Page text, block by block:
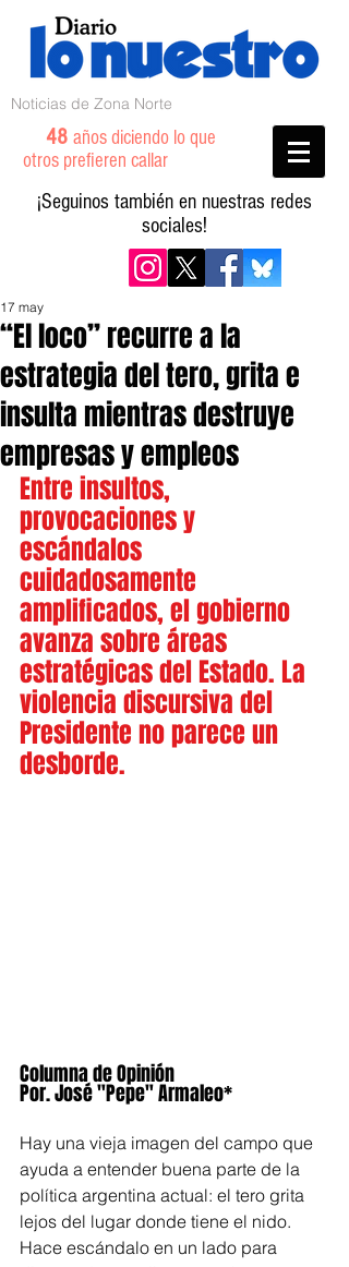
Noticias de Zona Norte
48 años diciendo lo que
otros prefieren callar
¡Seguinos también en nuestras redes
sociales!
“El loco” recurre a la
estrategia del tero, grita e
insulta mientras destruye
empresas y empleos
17 may
Entre insultos,
provocaciones y
escándalos
cuidadosamente
amplificados, el gobierno
avanza sobre áreas
estratégicas del Estado. La
violencia discursiva del
Presidente no parece un
desborde.
Columna de Opinión
Por. José "Pepe" Armaleo*
Hay una vieja imagen del campo que
ayuda a entender buena parte de la
política argentina actual: el tero grita
lejos del lugar donde tiene el nido.
Hace escándalo en un lado para